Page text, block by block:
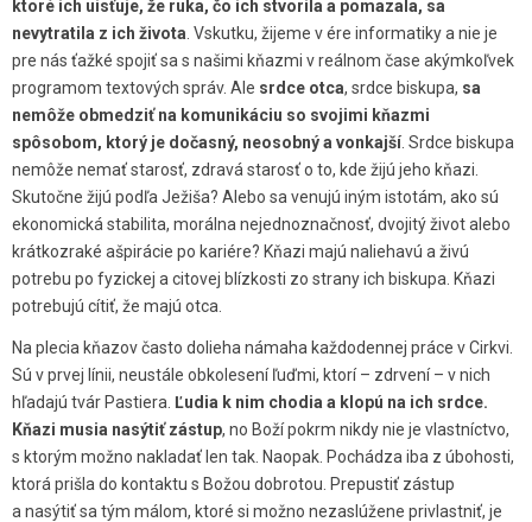
ktoré ich uisťuje, že ruka, čo ich stvorila a pomazala, sa
nevytratila z ich života . Vskutku, žijeme v ére informatiky a nie je
pre nás ťažké spojiť sa s našimi kňazmi v reálnom čase akýmkoľvek
programom textových správ. Ale srdce otca, srdce biskupa, sa
nemôže obmedziť na komunikáciu so svojimi kňazmi
spôsobom, ktorý je dočasný, neosobný a vonkajší . Srdce biskupa
nemôže nemať starosť, zdravá starosť o to, kde žijú jeho kňazi.
Skutočne žijú podľa Ježiša? Alebo sa venujú iným istotám, ako sú
ekonomická stabilita, morálna nejednoznačnosť, dvojitý život alebo
krátkozraké ašpirácie po kariére? Kňazi majú naliehavú a živú
potrebu po fyzickej a citovej blízkosti zo strany ich biskupa. Kňazi
potrebujú cítiť, že majú otca.
Na plecia kňazov často dolieha námaha každodennej práce v Cirkvi.
Sú v prvej línii, neustále obkolesení ľuďmi, ktorí – zdrvení – v nich
hľadajú tvár Pastiera. Ľudia k nim chodia a klopú na ich srdce.
Kňazi musia nasýtiť zástup, no Boží pokrm nikdy nie je vlastníctvo,
s ktorým možno nakladať len tak. Naopak. Pochádza iba z úbohosti,
ktorá prišla do kontaktu s Božou dobrotou. Prepustiť zástup
a nasýtiť sa tým málom, ktoré si možno nezaslúžene privlastniť, je